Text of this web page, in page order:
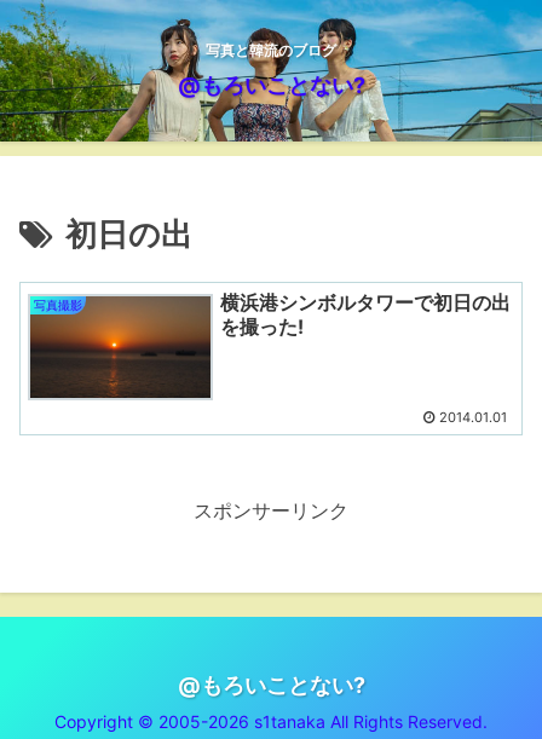
写真と韓流のブログ
@もろいことない?
初日の出
写真撮影
横浜港シンボルタワーで初日の出
を撮った!
2014.01.01
スポンサーリンク
@もろいことない?
Copyright © 2005-2026 s1tanaka All Rights Reserved.